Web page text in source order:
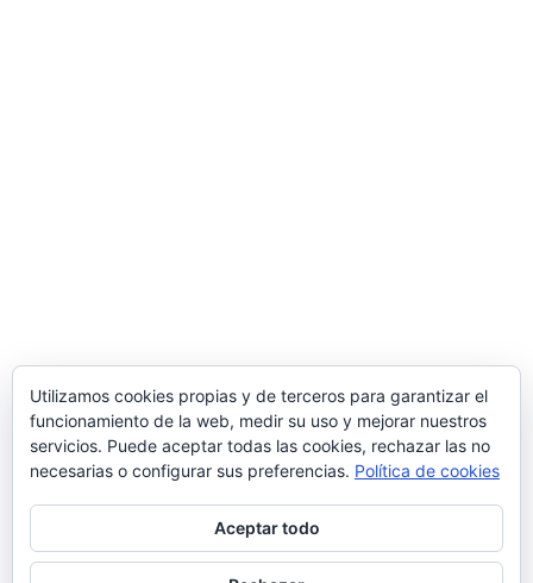
Utilizamos cookies propias y de terceros para garantizar el
funcionamiento de la web, medir su uso y mejorar nuestros
servicios. Puede aceptar todas las cookies, rechazar las no
necesarias o configurar sus preferencias. Política de cookies
Aceptar todo